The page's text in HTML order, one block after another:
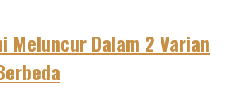
Meluncur Dalam 2 Varian